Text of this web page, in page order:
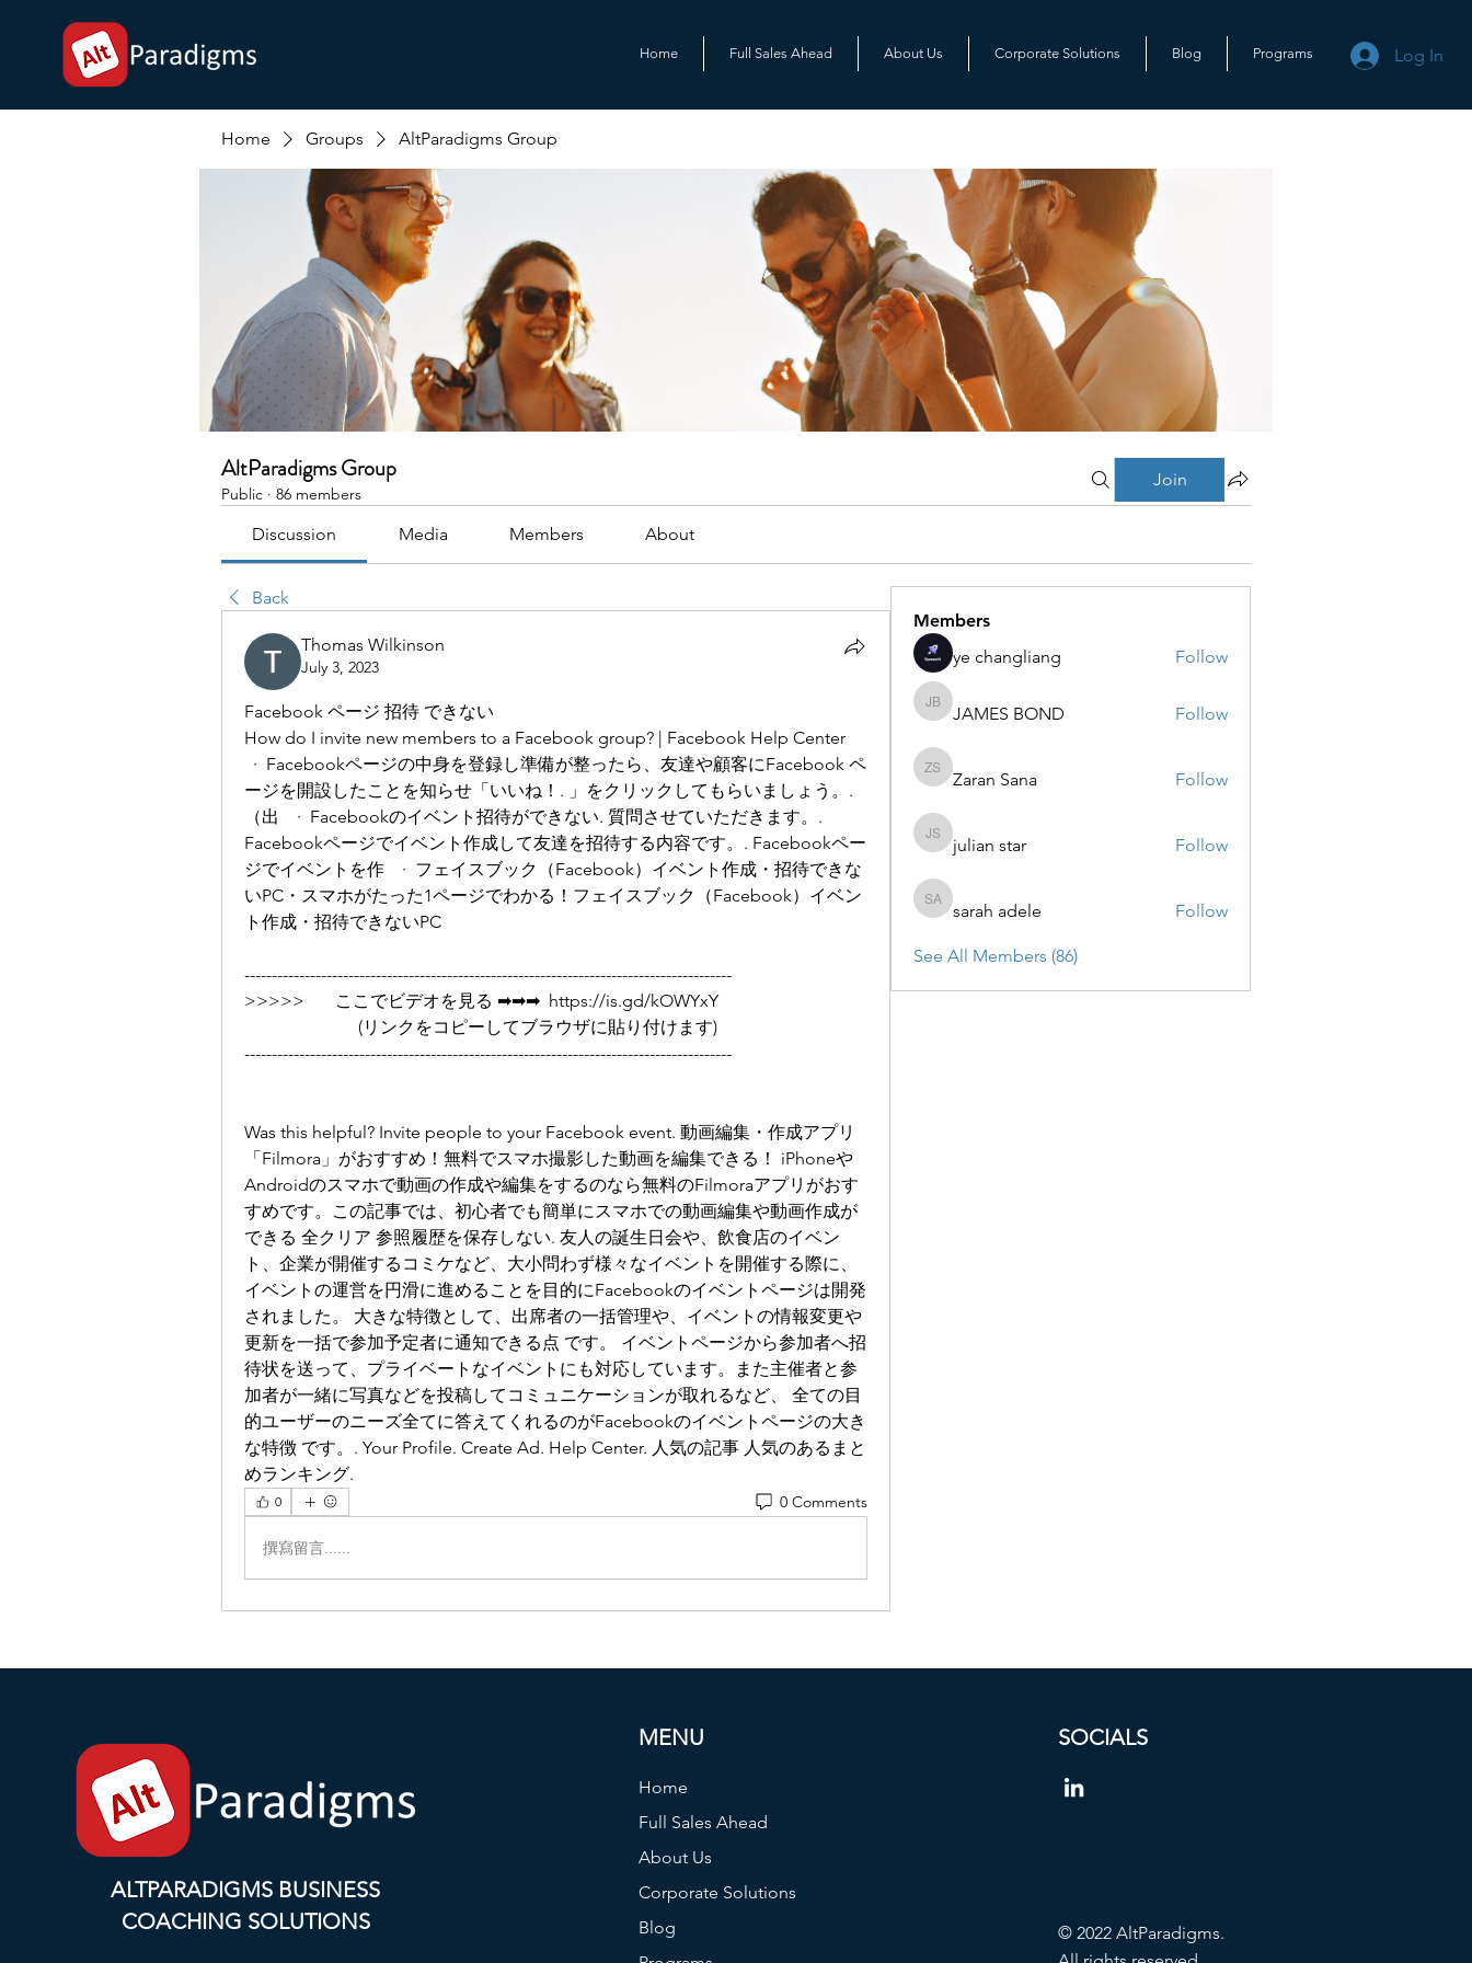
Home Full Sales Ahead About Us Corporate Solutions Blog Programs Log In
Home Groups AltParadigms Group
AltParadigms Group
Public · 86 members
Join
Discussion Media Members About
Back
Thomas Wilkinson
July 3, 2023
Facebook ページ 招待 できない
How do I invite new members to a Facebook group? | Facebook Help Center
· Facebookページの中身を登録し準備が整ったら、友達や顧客にFacebook ペ
ージを開設したことを知らせ「いいね！. 」をクリックしてもらいましょう。.
（出   · Facebookのイベント招待ができない. 質問させていただきます。.
Facebookページでイベント作成して友達を招待する内容です。. Facebookペー
ジでイベントを作   · フェイスブック（Facebook）イベント作成・招待できな
いPC・スマホがたった1ページでわかる！フェイスブック（Facebook）イベン
ト作成・招待できないPC
-----------------------------------------------------------------------------------------
>>>>>       ここでビデオを見る ➡➡➡  https://is.gd/kOWYxY
                          (リンクをコピーしてブラウザに貼り付けます)
-----------------------------------------------------------------------------------------
Was this helpful? Invite people to your Facebook event. 動画編集・作成アプリ
「Filmora」がおすすめ！無料でスマホ撮影した動画を編集できる！ iPhoneや
Androidのスマホで動画の作成や編集をするのなら無料のFilmoraアプリがおす
すめです。この記事では、初心者でも簡単にスマホでの動画編集や動画作成が
できる 全クリア 参照履歴を保存しない. 友人の誕生日会や、飲食店のイベン
ト、企業が開催するコミケなど、大小問わず様々なイベントを開催する際に、
イベントの運営を円滑に進めることを目的にFacebookのイベントページは開発
されました。 大きな特徴として、出席者の一括管理や、イベントの情報変更や
更新を一括で参加予定者に通知できる点 です。 イベントページから参加者へ招
待状を送って、プライベートなイベントにも対応しています。また主催者と参
加者が一緒に写真などを投稿してコミュニケーションが取れるなど、 全ての目
的ユーザーのニーズ全てに答えてくれるのがFacebookのイベントページの大き
な特徴 です。. Your Profile. Create Ad. Help Center. 人気の記事 人気のあるまと
めランキング.
0 0 Comments
撰寫留言......
Members
ye changliang
Follow
JAMES BOND
JAMES BOND Follow
Zaran Sana
Zaran Sana Follow
julian star
julian star Follow
sarah adele
sarah adele Follow
See All Members (86)
ALTPARADIGMS BUSINESS
COACHING SOLUTIONS
MENU
Home
Full Sales Ahead
About Us
Corporate Solutions
Blog
SOCIALS
© 2022 AltParadigms.